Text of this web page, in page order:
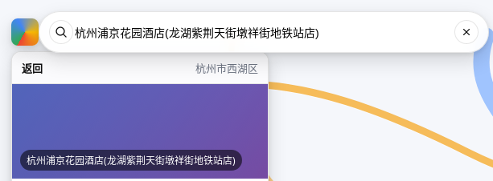
返回 杭州市西湖区
杭州浦京花园酒店(龙湖紫荆天街墩祥街地铁站店)